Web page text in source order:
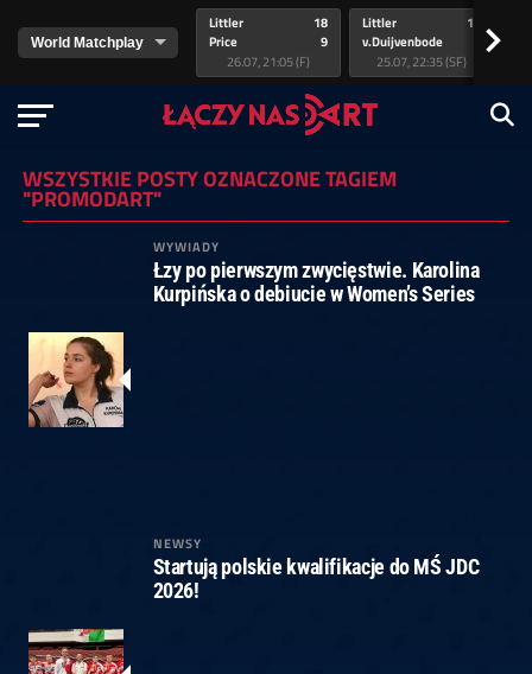
Littler
Price
18
9
26.07, 21:05 (F)
Littler
v.Duijvenbode
17
25.07, 22:35 (SF)
>
WSZYSTKIE POSTY OZNACZONE TAGIEM
"PROMODART"
WYWIADY
Łzy po pierwszym zwycięstwie. Karolina
Kurpińska o debiucie w Women’s Series
NEWSY
Startują polskie kwalifikacje do MŚ JDC
2026!